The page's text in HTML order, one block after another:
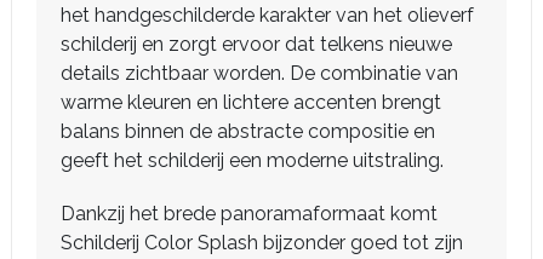
het handgeschilderde karakter van het olieverf
schilderij en zorgt ervoor dat telkens nieuwe
details zichtbaar worden. De combinatie van
warme kleuren en lichtere accenten brengt
balans binnen de abstracte compositie en
geeft het schilderij een moderne uitstraling.
Dankzij het brede panoramaformaat komt
Schilderij Color Splash bijzonder goed tot zijn